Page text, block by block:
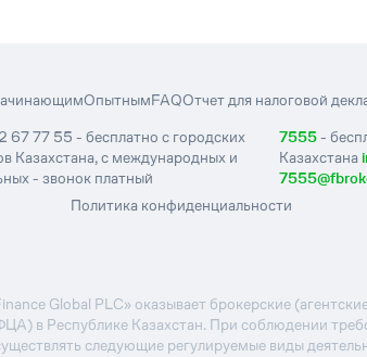
ОпытнымFAQОтчет для налоговой
67 77 55 - бесплатно с городских
Казахстана, с международных и
- звонок платный
7555-
Казахстана
Политика конфиденциальности
Global PLC» оказывает брокерские
в Республике Казахстан. При соблюдении
следующие регулируемые виды